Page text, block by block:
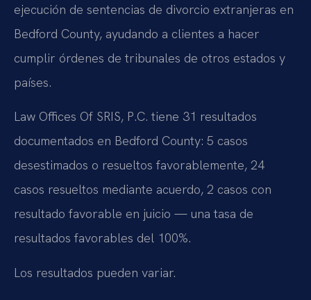
ejecución de sentencias de divorcio extranjeras en
Bedford County, ayudando a clientes a hacer
cumplir órdenes de tribunales de otros estados y
países.
Law Offices Of SRIS, P.C. tiene 31 resultados
documentados en Bedford County: 5 casos
desestimados o resueltos favorablemente, 24
casos resueltos mediante acuerdo, 2 casos con
resultado favorable en juicio — una tasa de
resultados favorables del 100%.
Los resultados pueden variar.